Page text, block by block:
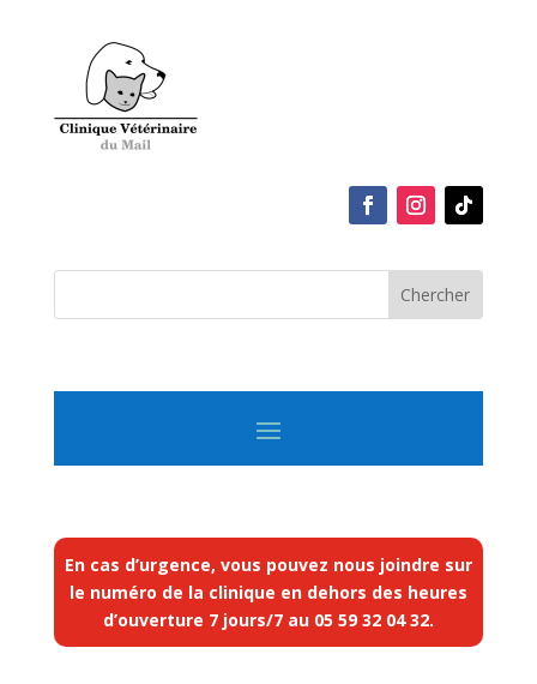
En cas d’urgence, vous pouvez nous joindre sur
le numéro de la clinique en dehors des heures
d’ouverture 7 jours/7 au 05 59 32 04 32.